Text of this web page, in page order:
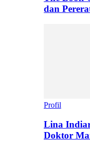
dan
Profil
Lina
Doktor